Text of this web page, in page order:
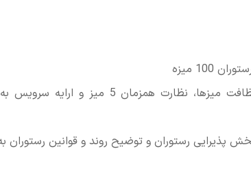
میزه
رستوران و توضیح روند و قوانین رستوران